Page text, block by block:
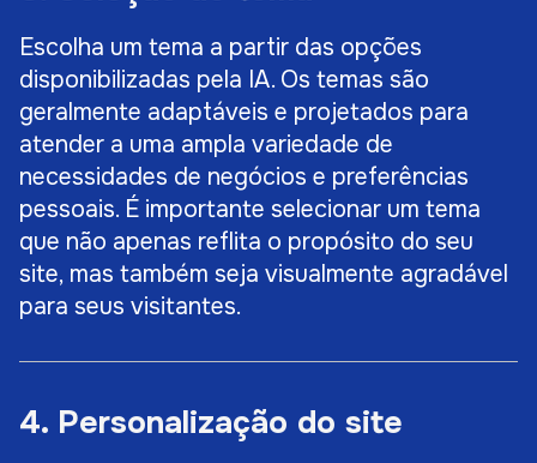
Escolha um tema a partir das opções
disponibilizadas pela IA. Os temas são
geralmente adaptáveis e projetados para
atender a uma ampla variedade de
necessidades de negócios e preferências
pessoais. É importante selecionar um tema
que não apenas reflita o propósito do seu
site, mas também seja visualmente agradável
para seus visitantes.
4. Personalização do site